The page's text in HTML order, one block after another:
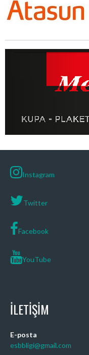
Instagram
Twitter
Facebook
YouTube
İLETIŞIM
E-posta
esbbligi@gmail.com